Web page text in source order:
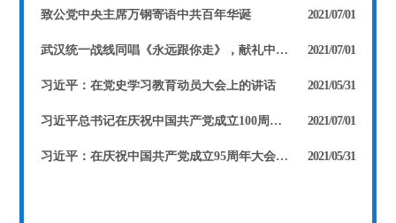
致公党中央主席万钢寄语中共百年华诞 2021/07/01
武汉统一战线同唱《永远跟你走》，献礼中国共产党百年华诞！ 2021/07/01
习近平：在党史学习教育动员大会上的讲话 2021/05/31
习近平总书记在庆祝中国共产党成立100周年大会上的讲话 2021/07/01
习近平：在庆祝中国共产党成立95周年大会上的讲话 2021/05/31